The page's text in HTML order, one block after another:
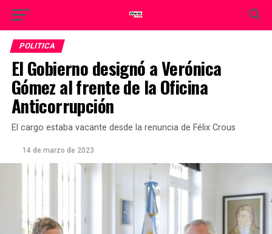
POLITICA
El Gobierno designó a Verónica
Gómez al frente de la Oficina
Anticorrupción
El cargo estaba vacante desde la renuncia de Félix Crous
14 de marzo de 2023